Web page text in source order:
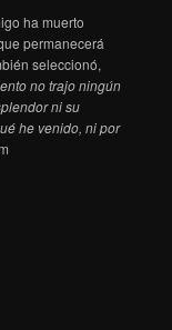
ha muerto
permanecerá
seleccionó,
no trajo ningún
ni su
he venido, ni por